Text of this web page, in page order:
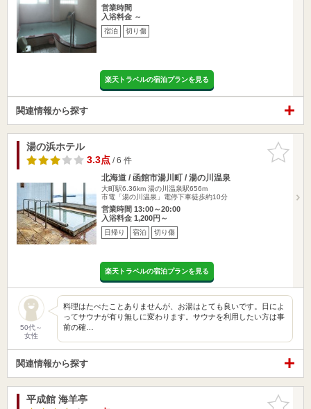
営業時間
入浴料金 ～
宿泊 切り傷
楽天トラベルの宿泊プランを見る
関連情報から探す
お気に入
りに追加
湯の浜ホテル
3.3点/ 6 件
北海道 / 函館市湯川町 / 湯の川温泉
大町駅6.36km 湯の川温泉駅656m
市電「湯の川温泉」電停下車徒歩約10分
営業時間 13:00～20:00
入浴料金 1,200円～
日帰り 宿泊 切り傷
楽天トラベルの宿泊プランを見る
50代～
女性
料理はたべたことありませんが、お湯はとても良いです。日によ
ってサウナが有り無しに変わります。サウナを利用したい方は事
前の確…
関連情報から探す
お気に入
平成館 海羊亭